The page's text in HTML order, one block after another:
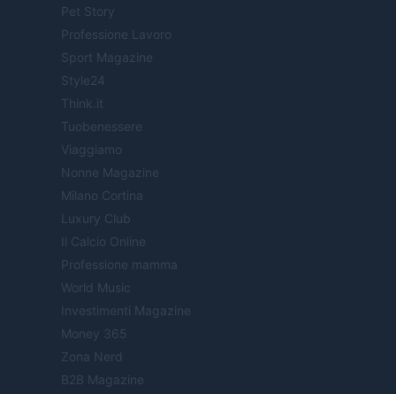
Pet Story
Professione Lavoro
Sport Magazine
Style24
Think.it
Tuobenessere
Viaggiamo
Nonne Magazine
Milano Cortina
Luxury Club
Il Calcio Online
Professione mamma
World Music
Investimenti Magazine
Money 365
Zona Nerd
B2B Magazine